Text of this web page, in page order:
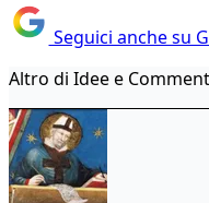
Seguici anche su
Altro di Idee e